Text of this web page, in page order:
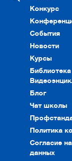
Конкурс
События
Новости
Курсы
Библиотека
Блог
Чат школы
Политика
Согласие
данных